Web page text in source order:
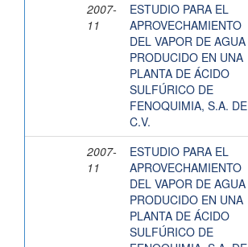
2007-
11
ESTUDIO PARA EL
APROVECHAMIENTO
DEL VAPOR DE AGUA
PRODUCIDO EN UNA
PLANTA DE ÁCIDO
SULFÚRICO DE
FENOQUIMIA, S.A. DE
C.V.
2007-
11
ESTUDIO PARA EL
APROVECHAMIENTO
DEL VAPOR DE AGUA
PRODUCIDO EN UNA
PLANTA DE ÁCIDO
SULFÚRICO DE